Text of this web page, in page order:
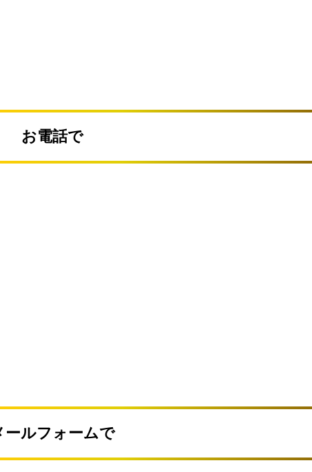
お電話で
ールフォームで